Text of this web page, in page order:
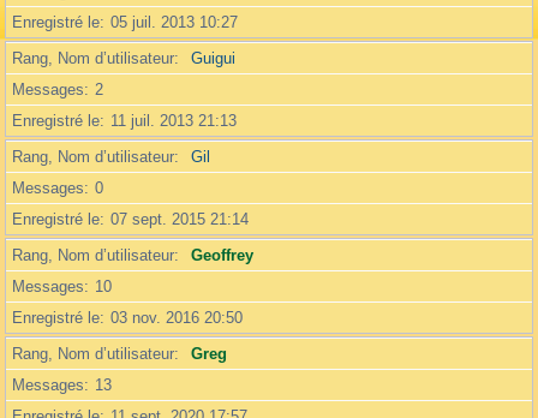
Enregistré le 05 juil. 2013 10:27
Rang, Nom d’utilisateur
Guigui
Messages
2
Enregistré le
11 juil. 2013 21:13
Rang, Nom d’utilisateur
Gil
Messages
0
Enregistré le 07 sept. 2015 21:14
Rang, Nom d’utilisateur
Geoffrey
Messages
10
Enregistré le 03 nov. 2016 20:50
Rang, Nom d’utilisateur
Greg
Messages
13